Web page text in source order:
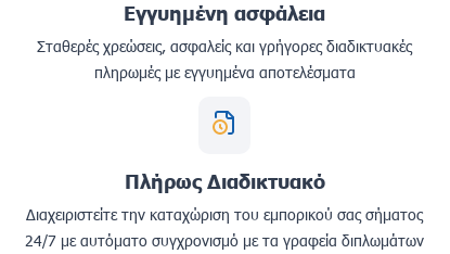
Εγγυημένη ασφάλεια
Σταθερές χρεώσεις, ασφαλείς και γρήγορες διαδικτυακές
πληρωμές με εγγυημένα αποτελέσματα
Πλήρως Διαδικτυακό
Διαχειριστείτε την καταχώριση του εμπορικού σας σήματος
24/7 με αυτόματο συγχρονισμό με τα γραφεία διπλωμάτων